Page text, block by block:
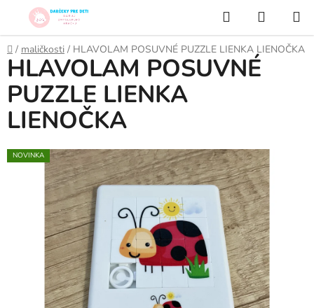
obsah
Hľadať
KOŠÍK
Domov
/ maličkosti / HLAVOLAM POSUVNÉ PUZZLE LIENKA LIENOČKA
HLAVOLAM POSUVNÉ
PUZZLE LIENKA
LIENOČKA
NOVINKA